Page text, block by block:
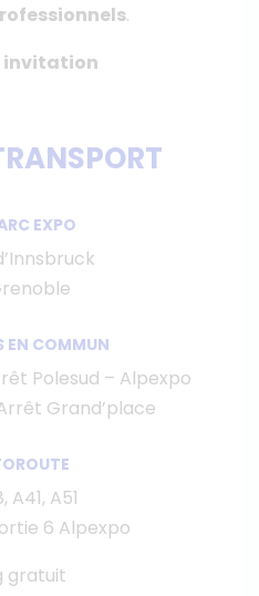
.
invitation
EXPO
EN COMMUN
Polesud – Alpexpo
Grand’place
A41, A51
6 Alpexpo
gratuit